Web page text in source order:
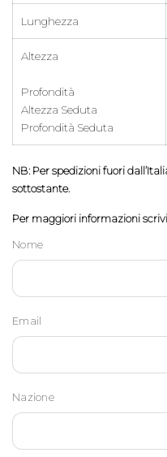
Lunghezza
Altezza
Profondità
Altezza Seduta
Profondità Seduta
NB: Per spedizioni fuori
sottostante.
Per maggiori informazioni
Nome
Email
Nazione